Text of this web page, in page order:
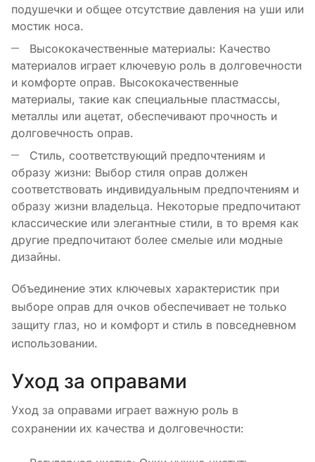
подушечки и общее отсутствие давления на уши или
мостик носа.
Высококачественные материалы: Качество
материалов играет ключевую роль в долговечности
и комфорте оправ. Высококачественные
материалы, такие как специальные пластмассы,
металлы или ацетат, обеспечивают прочность и
долговечность оправ.
Стиль, соответствующий предпочтениям и
образу жизни: Выбор стиля оправ должен
соответствовать индивидуальным предпочтениям и
образу жизни владельца. Некоторые предпочитают
классические или элегантные стили, в то время как
другие предпочитают более смелые или модные
дизайны.
Объединение этих ключевых характеристик при
выборе оправ для очков обеспечивает не только
защиту глаз, но и комфорт и стиль в повседневном
использовании.
Уход за оправами
Уход за оправами играет важную роль в
сохранении их качества и долговечности: